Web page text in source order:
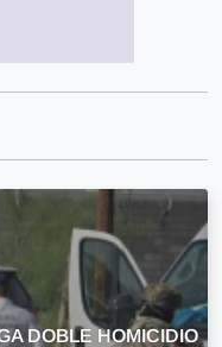
DOBLE HOMICIDIO